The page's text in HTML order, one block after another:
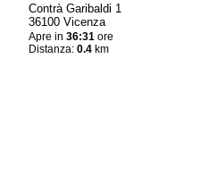
Contrà Garibaldi 1
36100 Vicenza
Apre in36:31 ore
Distanza:0.4 km